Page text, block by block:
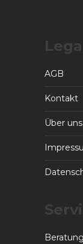
AGB
Kontakt
Über uns
Beratung